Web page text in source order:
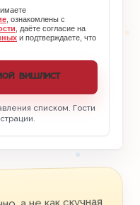
, ознакомлены с
, даёте согласие на
и подтверждаете, что
вишлист
списком. Гости